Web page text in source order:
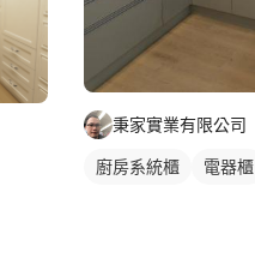
秉家實業有限公司
廚房系統櫃 電器櫃